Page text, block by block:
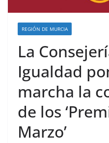
REGIÓN DE MURCIA
La
Igualdad
marcha la
de los
Marzo’